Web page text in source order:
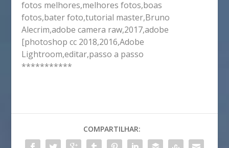
fotos melhores,melhores fotos,boas
fotos,bater foto,tutorial master,Bruno
Alecrim,adobe camera raw,2017,adobe
[photoshop cc 2018,2016,Adobe
Lightroom,editar,passo a passo
***********
COMPARTILHAR: